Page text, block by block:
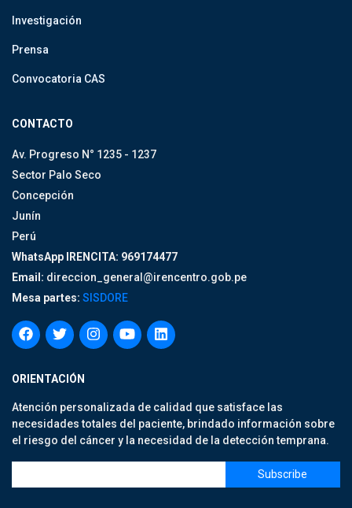
Investigación
Prensa
Convocatoria CAS
CONTACTO
Av. Progreso N° 1235 - 1237
Sector Palo Seco
Concepción
Junín
Perú
WhatsApp IRENCITA: 969174477
Email: direccion_general@irencentro.gob.pe
Mesa partes: SISDORE
ORIENTACIÓN
Atención personalizada de calidad que satisface las
necesidades totales del paciente, brindado información sobre
el riesgo del cáncer y la necesidad de la detección temprana.